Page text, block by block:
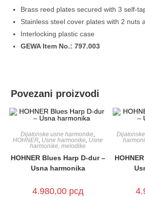
Brass reed plates secured with 3 self-
Stainless steel cover plates with 2 nuts
Interlocking plastic case
GEWA Item No.: 797.003
Povezani proizvodi
Dijatonske usne harmonike
HOHNER Usne harmonike Usne
harmonike, melodike
HOHNER Blues Harp D-dur –
Usna harmonika
4.980,00 рсд